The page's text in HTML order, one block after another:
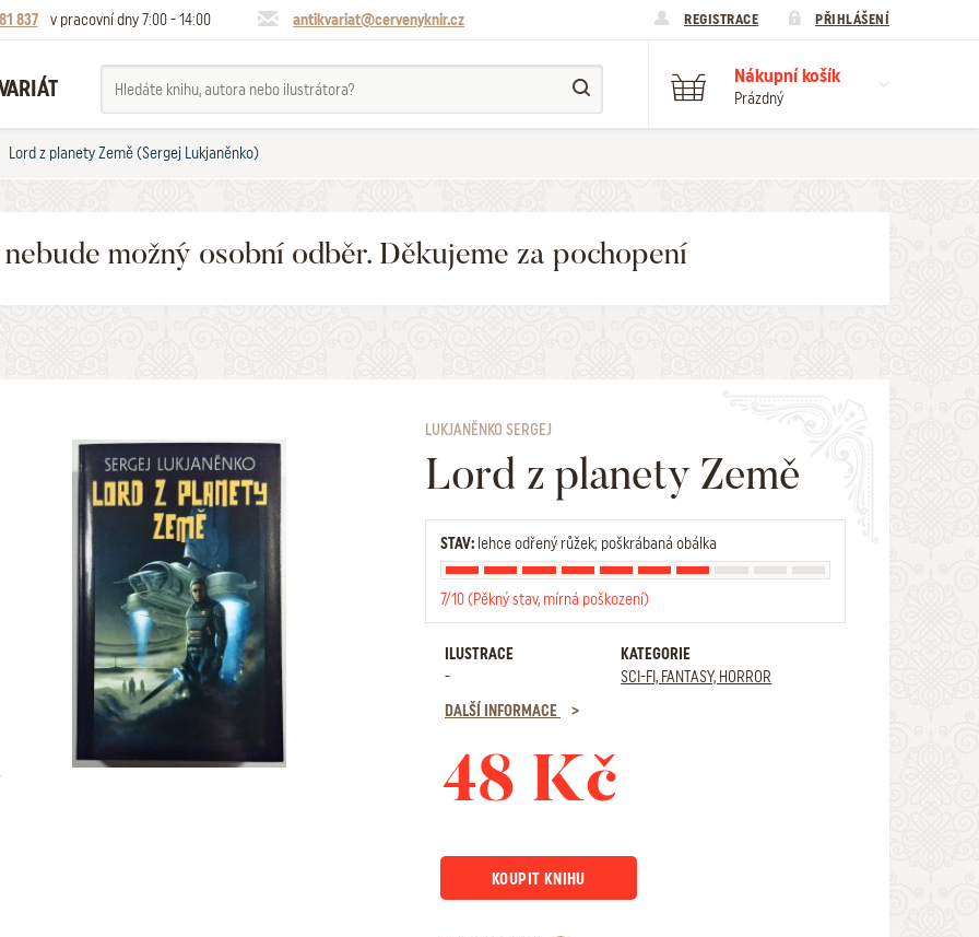
837 v pracovní dny 7:00 - 14:00 antikvariat@cervenyknir.cz REGISTRACE PŘIHLÁŠENÍ
Nákupní košík
Prázdný
Lord z planety Země (Sergej Lukjaněnko)
možný osobní odběr. Děkujeme za pochopení
LUKJANĚNKO SERGEJ
Lord z planety Země
STAV: lehce odřený růžek; poškrábaná obálka
7/10 (Pěkný stav, mírná poškození)
ILUSTRACE
-
KATEGORIE
SCI-FI, FANTASY, HORROR
DALŠÍ INFORMACE
48 Kč
KOUPIT KNIHU